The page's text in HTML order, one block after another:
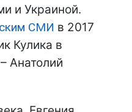
и Украиной.
СМИ в 2017
Кулика в
Анатолий